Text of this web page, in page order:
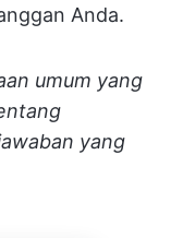
Anda.
umum yang
yang